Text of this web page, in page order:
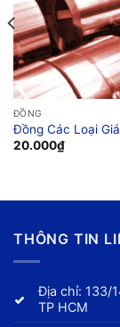
ĐỒNG
Đồng Các Loại
20.000₫
THÔNG TIN
Địa chỉ: 133/
TP HCM